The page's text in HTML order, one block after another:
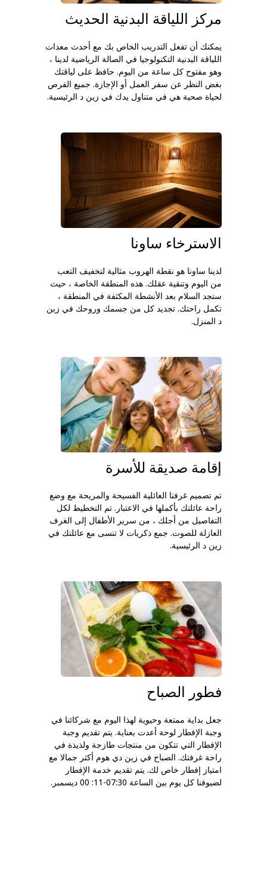
مركز اللياقة البدنية الحديث
يمكنك أن تفعل التدريب الخاص بك مع أحدث معدات
اللياقة البدنية التكنولوجيا في الصالة الرياضية لدينا ،
وهو مفتوح كل ساعة من اليوم. حافظ على لياقتك
بغض النظر عن سفر العمل أو الإجازة. جميع الفرص
لحياة صحية هي في متناول يدك في زين د الرئيسية.
الاسترخاء ساونا
لدينا ساونا هو نقطة الهروب مثالية لتخفيف التعب
من اليوم وتنقية عقلك. هذه المنطقة الخاصة ، حيث
ستجد السلام بعد الأنشطة المكثفة في المنطقة ،
تكمل راحتك. تجديد كل من جسمك وروحك في زين
د المنزل.
إقامة صديقة للأسرة
تم تصميم غرفنا العائلية الفسيحة والمريحة مع وضع
راحة عائلتك بأكملها في الاعتبار. تم التخطيط لكل
التفاصيل من أجلك ، من سرير الأطفال إلى الغرف
العازلة للصوت. جمع ذكريات لا تنسى مع عائلتك في
زين د الرئيسية.
فطور الصباح
جعل بداية ممتعة وحيوية لهذا اليوم مع شركائنا في
وجبة الإفطار لوحة أعدت بعناية. يتم تقديم وجبة
الإفطار التي تتكون من منتجات طازجة ولذيذة في
راحة غرفتك. الصباح في زين دي هوم أكثر جمالا مع
امتياز إفطار خاص لك. يتم تقديم خدمة الإفطار
لضيوفنا كل يوم بين الساعة 07:30-11: 00 ديسمبر.